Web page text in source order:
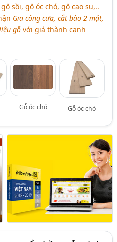
sồi, gỗ óc chó, gỗ cao su,..
Gia công cưa, cắt bào 2 mặt,
gỗ với giá thành cạnh
Gỗ óc chó Gỗ óc chó